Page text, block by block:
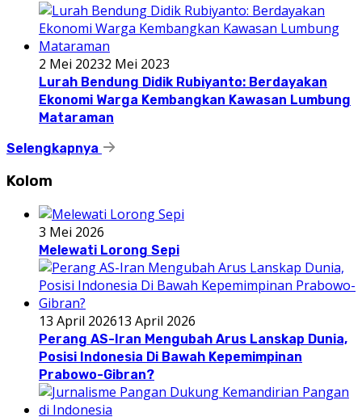
2 Mei 20232 Mei 2023
Lurah Bendung Didik Rubiyanto: Berdayakan
Ekonomi Warga Kembangkan Kawasan Lumbung
Mataraman
Selengkapnya
Kolom
3 Mei 2026
Melewati Lorong Sepi
13 April 202613 April 2026
Perang AS-Iran Mengubah Arus Lanskap Dunia,
Posisi Indonesia Di Bawah Kepemimpinan
Prabowo-Gibran?